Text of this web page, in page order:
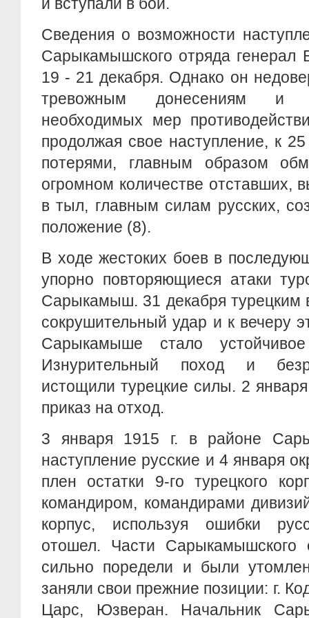
Сведения о возможности
Сарыкамышского отряда генерал
19 - 21 декабря. Однако он
тревожным донесениям и
необходимых мер
продолжая свое наступление, к
потерями, главным образом
огромном количестве
в тыл, главным силам русских,
положение (8).
В ходе жестоких боев в
упорно повторяющиеся атаки
Сарыкамыш. 31 декабря турецким
сокрушительный удар и к вечеру
Сарыкамыше стало
Изнурительный поход и
истощили турецкие силы. 2
приказ на отход.
3 января 1915 г. в районе
наступление русские и 4 января
плен остатки 9-го турецкого
командиром, командирами
корпус, используя ошибки
отошел. Части
сильно поредели и были
заняли свои прежние позиции: г.
Царc, Юзверан. Начальник